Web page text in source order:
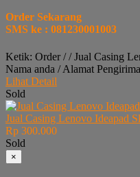
Order Sekarang
SMS ke : 081230001003
Ketik: Order / / Jual Casing
Nama anda / Alamat
Lihat Detail
Sold
Jual Casing Lenovo Ideapad
Rp 300.000
Sold
×